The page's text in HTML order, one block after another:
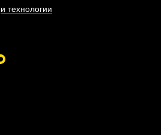
и технологии